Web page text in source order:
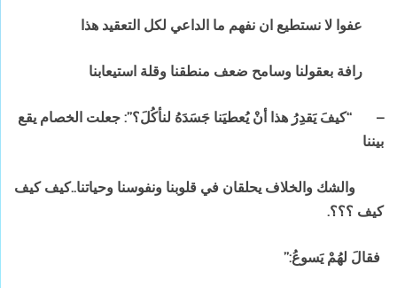
عفوا لا نستطيع ان نفهم ما الداعي لكل التعقيد هذا
رافة بعقولنا وسامح ضعف منطقنا وقلة استيعابنا
– “كيفَ يَقدِرُ هذا أنْ يُعطيَنا جَسَدَهُ لنأكُلَ؟”: جعلت الخصام يقع
بيننا
والشك والخلاف يحلقان في قلوبنا ونفوسنا وحياتنا..كيف كيف
كيف ؟؟؟.
فقالَ لهُمْ يَسوعُ:”